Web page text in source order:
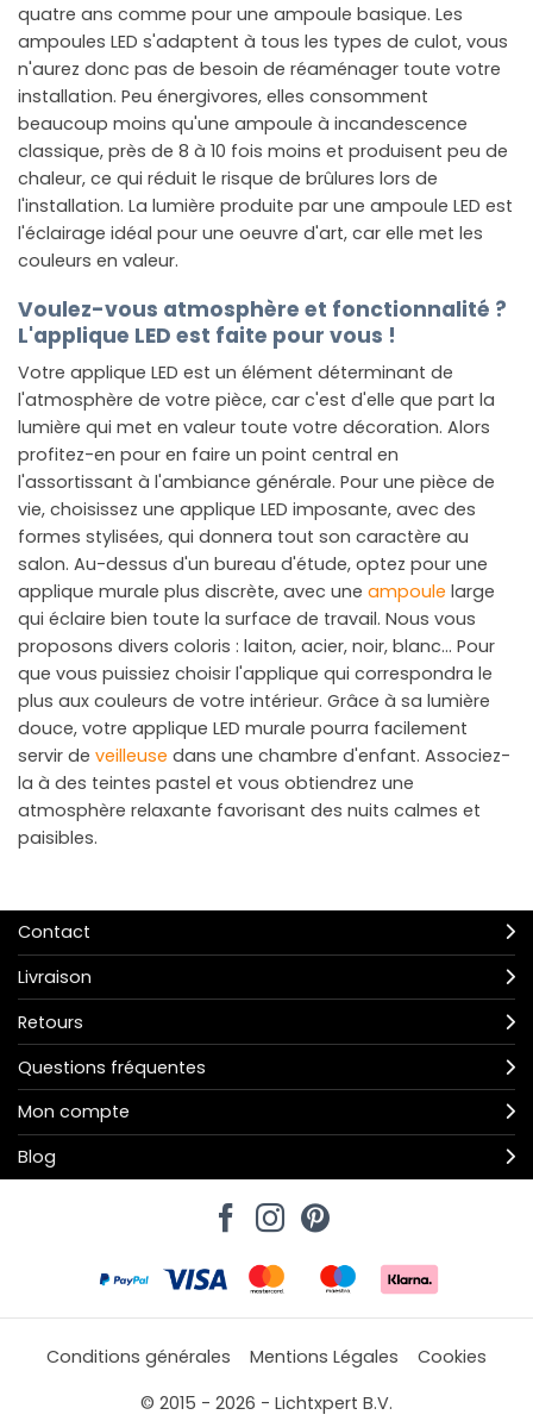
quatre ans comme pour une ampoule basique. Les
ampoules LED s'adaptent à tous les types de culot, vous
n'aurez donc pas de besoin de réaménager toute votre
installation. Peu énergivores, elles consomment
beaucoup moins qu'une ampoule à incandescence
classique, près de 8 à 10 fois moins et produisent peu de
chaleur, ce qui réduit le risque de brûlures lors de
l'installation. La lumière produite par une ampoule LED est
l'éclairage idéal pour une oeuvre d'art, car elle met les
couleurs en valeur.
Voulez-vous atmosphère et fonctionnalité ?
L'applique LED est faite pour vous !
Votre applique LED est un élément déterminant de
l'atmosphère de votre pièce, car c'est d'elle que part la
lumière qui met en valeur toute votre décoration. Alors
profitez-en pour en faire un point central en
l'assortissant à l'ambiance générale. Pour une pièce de
vie, choisissez une applique LED imposante, avec des
formes stylisées, qui donnera tout son caractère au
salon. Au-dessus d'un bureau d'étude, optez pour une
applique murale plus discrète, avec une ampoule large
qui éclaire bien toute la surface de travail. Nous vous
proposons divers coloris : laiton, acier, noir, blanc... Pour
que vous puissiez choisir l'applique qui correspondra le
plus aux couleurs de votre intérieur. Grâce à sa lumière
douce, votre applique LED murale pourra facilement
servir de veilleuse dans une chambre d'enfant. Associez-
la à des teintes pastel et vous obtiendrez une
atmosphère relaxante favorisant des nuits calmes et
paisibles.
Contact
Livraison
Retours
Questions fréquentes
Mon compte
Blog
Conditions générales Mentions Légales
Cookies
© 2015 - 2026 - Lichtxpert B.V.